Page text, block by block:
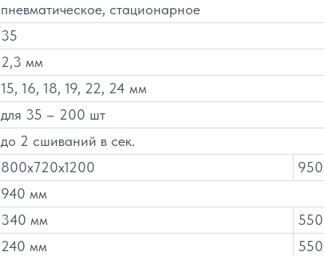
пневматическое, стационарное
35
2,3 мм
15, 16, 18, 19, 22, 24 мм
для 35 – 200 шт
до 2 сшиваний в сек.
800х720х1200
940 мм
340 мм
240 мм